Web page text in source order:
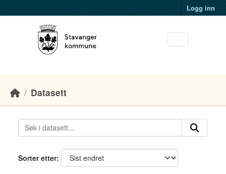
Logg inn
Datasett
Sorter etter